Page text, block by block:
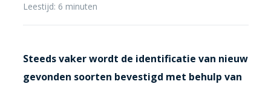
Leestijd: 6 minuten
Steeds vaker wordt de identificatie van nieuw
gevonden soorten bevestigd met behulp van